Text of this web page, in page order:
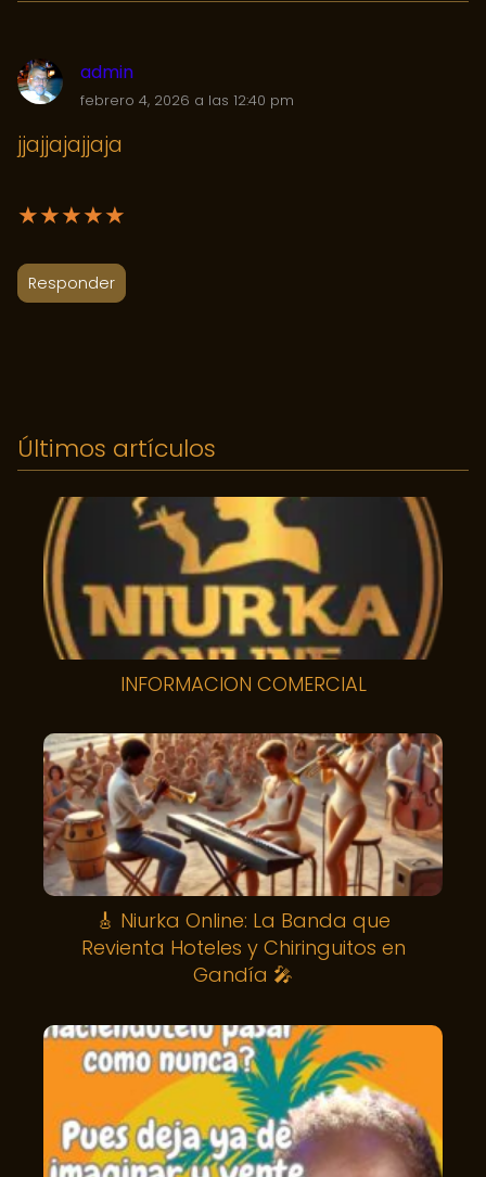
admin
febrero 4, 2026 a las 12:40 pm
jjajjajajjaja
★★★★★
Responder
Últimos artículos
INFORMACION COMERCIAL
🎸 Niurka Online: La Banda que
Revienta Hoteles y Chiringuitos en
Gandía 🎤